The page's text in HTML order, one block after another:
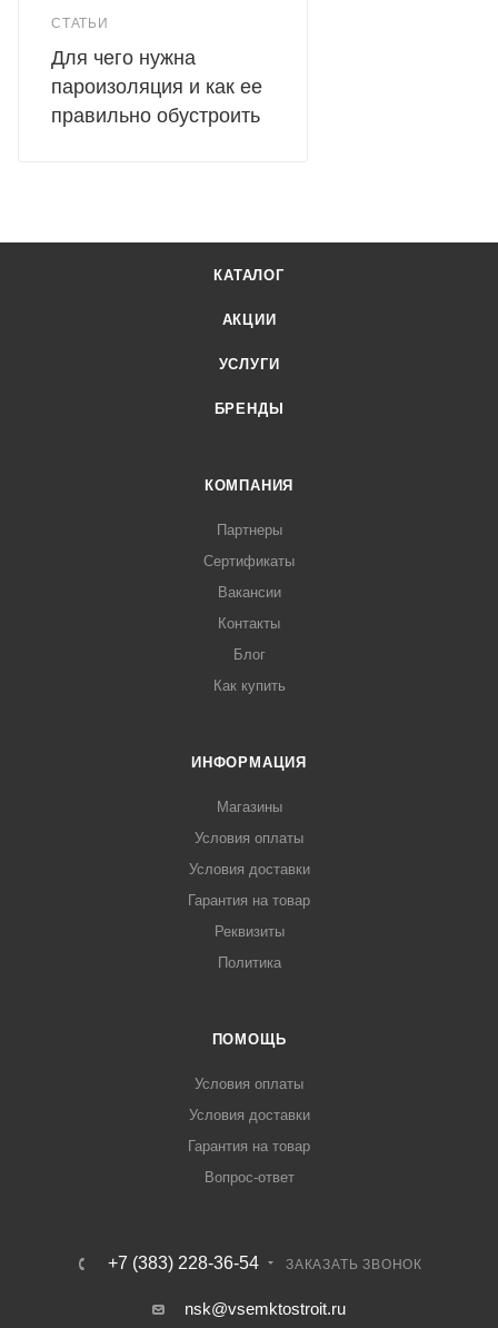
СТАТЬИ
Для чего нужна
пароизоляция и как ее
правильно обустроить
КАТАЛОГ
АКЦИИ
УСЛУГИ
БРЕНДЫ
КОМПАНИЯ
Партнеры
Сертификаты
Вакансии
Контакты
Блог
Как купить
ИНФОРМАЦИЯ
Магазины
Условия оплаты
Условия доставки
Гарантия на товар
Реквизиты
Политика
ПОМОЩЬ
Условия оплаты
Условия доставки
Гарантия на товар
Вопрос-ответ
+7 (383) 228-36-54 ЗАКАЗАТЬ ЗВОНОК
nsk@vsemktostroit.ru